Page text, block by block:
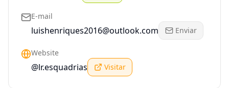
E-mail
luishenriques2016@outlook.com Enviar
Website
@lr.esquadrias Visitar